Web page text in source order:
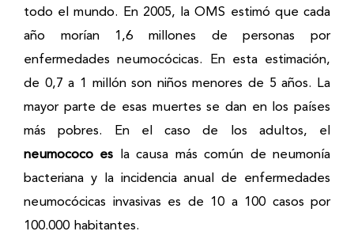
todo el mundo. En 2005, la OMS estimó que cada
año morían 1,6 millones de personas por
enfermedades neumocócicas. En esta estimación,
de 0,7 a 1 millón son niños menores de 5 años. La
mayor parte de esas muertes se dan en los países
más pobres. En el caso de los adultos, el
neumococo es la causa más común de neumonía
bacteriana y la incidencia anual de enfermedades
neumocócicas invasivas es de 10 a 100 casos por
100.000 habitantes.